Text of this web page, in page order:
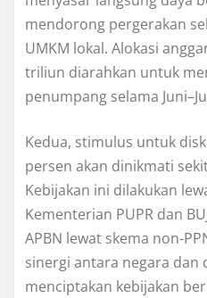
mendorong pergerakan
UMKM lokal. Alokasi
triliun diarahkan untuk
penumpang selama
Kedua, stimulus untuk
persen akan dinikmati
Kebijakan ini dilakukan
Kementerian PUPR dan
APBN lewat skema non-
sinergi antara negara dan
menciptakan kebijakan